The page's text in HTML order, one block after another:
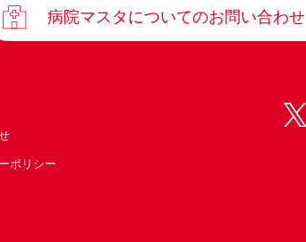
病院マスタについてのお問い合わせ
ポリシー